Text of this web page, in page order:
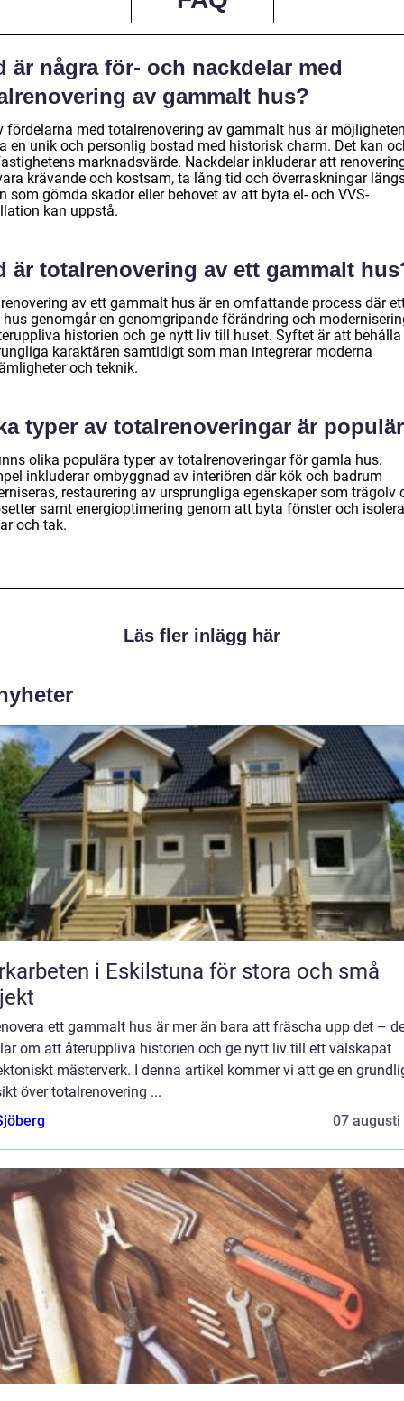
är några för- och nackdelar med
av gammalt hus?
fördelarna med totalrenovering av gammalt hus är
en unik och personlig bostad med historisk charm. Det kan
marknadsvärde. Nackdelar inkluderar att
krävande och kostsam, ta lång tid och överraskningar
som gömda skador eller behovet av att byta el- och VVS-
kan uppstå.
är totalrenovering av ett gammalt
av ett gammalt hus är en omfattande process där
hus genomgår en genomgripande förändring och
historien och ge nytt liv till huset. Syftet är att behålla
karaktären samtidigt som man integrerar moderna
och teknik.
typer av totalrenoveringar är
olika populära typer av totalrenoveringar för gamla hus.
inkluderar ombyggnad av interiören där kök och badrum
restaurering av ursprungliga egenskaper som trägolv
samt energioptimering genom att byta fönster och isolera
och tak.
Läs fler inlägg här
i Eskilstuna för stora och små
ett gammalt hus är mer än bara att fräscha upp det –
om att återuppliva historien och ge nytt liv till ett välskapat
mästerverk. I denna artikel kommer vi att ge en
över totalrenovering ...
07 augusti